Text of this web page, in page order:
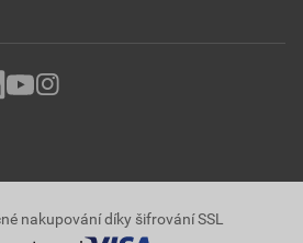
nakupování díky šifrování SSL